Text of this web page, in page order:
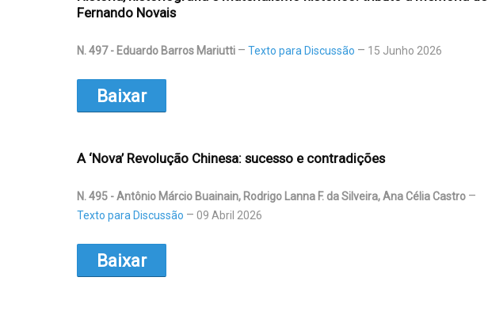
Fernando Novais
N. 497 - Eduardo Barros Mariutti Texto para Discussão 15 Junho 2026
Baixar
A ‘Nova’ Revolução Chinesa: sucesso e contradições
N. 495 - Antônio Márcio Buainain, Rodrigo Lanna F. da Silveira, Ana Célia Castro
Texto para Discussão
09 Abril 2026
Baixar